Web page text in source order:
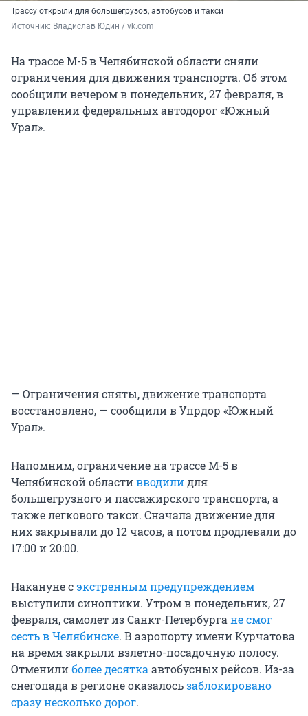
Трассу открыли для большегрузов, автобусов и такси
Источник: Владислав Юдин / vk.com
На трассе М-5 в Челябинской области сняли
ограничения для движения транспорта. Об этом
сообщили вечером в понедельник, 27 февраля, в
управлении федеральных автодорог «Южный
Урал».
— Ограничения сняты, движение транспорта
восстановлено, — сообщили в Упрдор «Южный
Урал».
Напомним, ограничение на трассе М-5 в
Челябинской областивводилидля
большегрузного и пассажирского транспорта, а
также легкового такси. Сначала движение для
них закрывали до 12 часов, а потом продлевали до
17:00 и 20:00.
Накануне сэкстренным предупреждением
выступили синоптики. Утром в понедельник, 27
февраля, самолет из Санкт-Петербурга не смог
сесть в Челябинске. В аэропорту имени Курчатова
на время закрыли взлетно-посадочную полосу.
Отменилиболее десятка автобусных рейсов. Из-за
снегопада в регионе оказалосьзаблокировано
сразу несколько дорог.